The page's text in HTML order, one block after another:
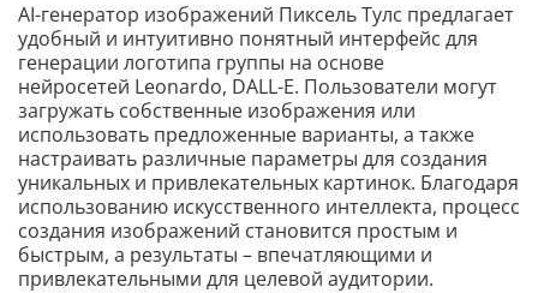
AI-генератор изображений Пиксель Тулс предлагает
удобный и интуитивно понятный интерфейс для
генерации логотипа группы на основе
нейросетей Leonardo, DALL-E. Пользователи могут
загружать собственные изображения или
использовать предложенные варианты, а также
настраивать различные параметры для создания
уникальных и привлекательных картинок. Благодаря
использованию искусственного интеллекта, процесс
создания изображений становится простым и
быстрым, а результаты – впечатляющими и
привлекательными для целевой аудитории.